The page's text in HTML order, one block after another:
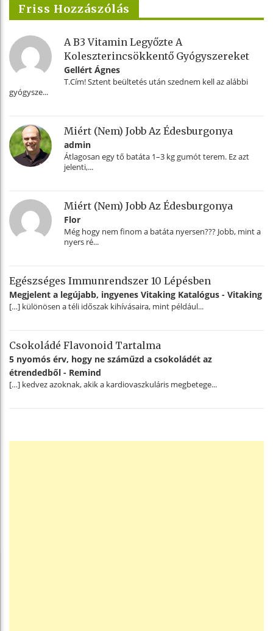
Friss Hozzászólás
A B3 Vitamin Legyőzte A
Koleszterincsökkentő Gyógyszereket
Gellért Ágnes
T.Cím! Sztent beültetés után szednem kell az alábbi
gyógysze...
Miért (nem) Jobb Az Édesburgonya
admin
Átlagosan egy tő batáta 1–3 kg gumót terem. Ez azt
jelenti,...
Miért (nem) Jobb Az Édesburgonya
Flor
Még hogy nem finom a batáta nyersen??? Jobb, mint a
nyers ré...
Egészséges Immunrendszer 10 Lépésben
Megjelent a legújabb, ingyenes Vitaking Katalógus - Vitaking
[…] különösen a téli időszak kihívásaira, mint például...
Csokoládé Flavonoid Tartalma
5 nyomós érv, hogy ne száműzd a csokoládét az
étrendedből - Remind
[…] kedvez azoknak, akik a kardiovaszkuláris megbetege...